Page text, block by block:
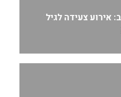
אירוע צעידה לגיל